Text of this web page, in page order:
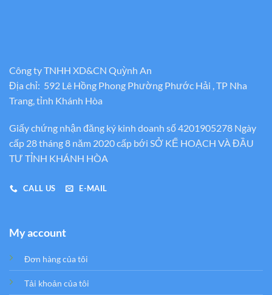
Công ty TNHH XD&CN Quỳnh An
Địa chỉ: 592 Lê Hồng Phong Phường Phước Hải , TP Nha
Trang, tỉnh Khánh Hòa
Giấy chứng nhận đăng ký kinh doanh số 4201905278 Ngày
cấp 28 tháng 8 năm 2020 cấp bới SỞ KẾ HOẠCH VÀ ĐẦU
TƯ TỈNH KHÁNH HÒA
CALL US E-MAIL
My account
Đơn hàng của tôi
Tải khoản của tôi